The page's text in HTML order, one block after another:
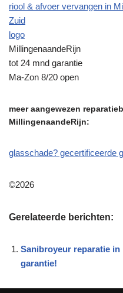
riool & afvoer vervangen in
Zuid
logo
MillingenaandeRijn
tot 24 mnd garantie
Ma-Zon 8/20 open
meer aangewezen
MillingenaandeRijn:
glasschade? gecertificeerde
©2026
Gerelateerde berichten:
Sanibroyeur reparatie
garantie!